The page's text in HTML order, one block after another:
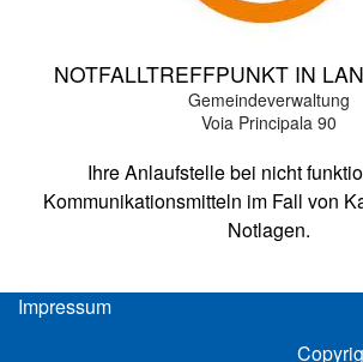
NOTFALLTREFFPUNKT IN
Gemeindeverwaltung
Voia Principala 90
Ihre Anlaufstelle bei nicht
Kommunikationsmitteln im Fall von
Notlagen.
Impressum